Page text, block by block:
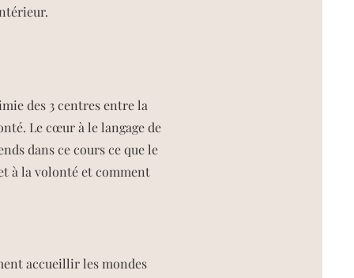
des 3 centres entre la
Le cœur à le langage de
dans ce cours ce que le
à la volonté et comment
accueillir les mondes